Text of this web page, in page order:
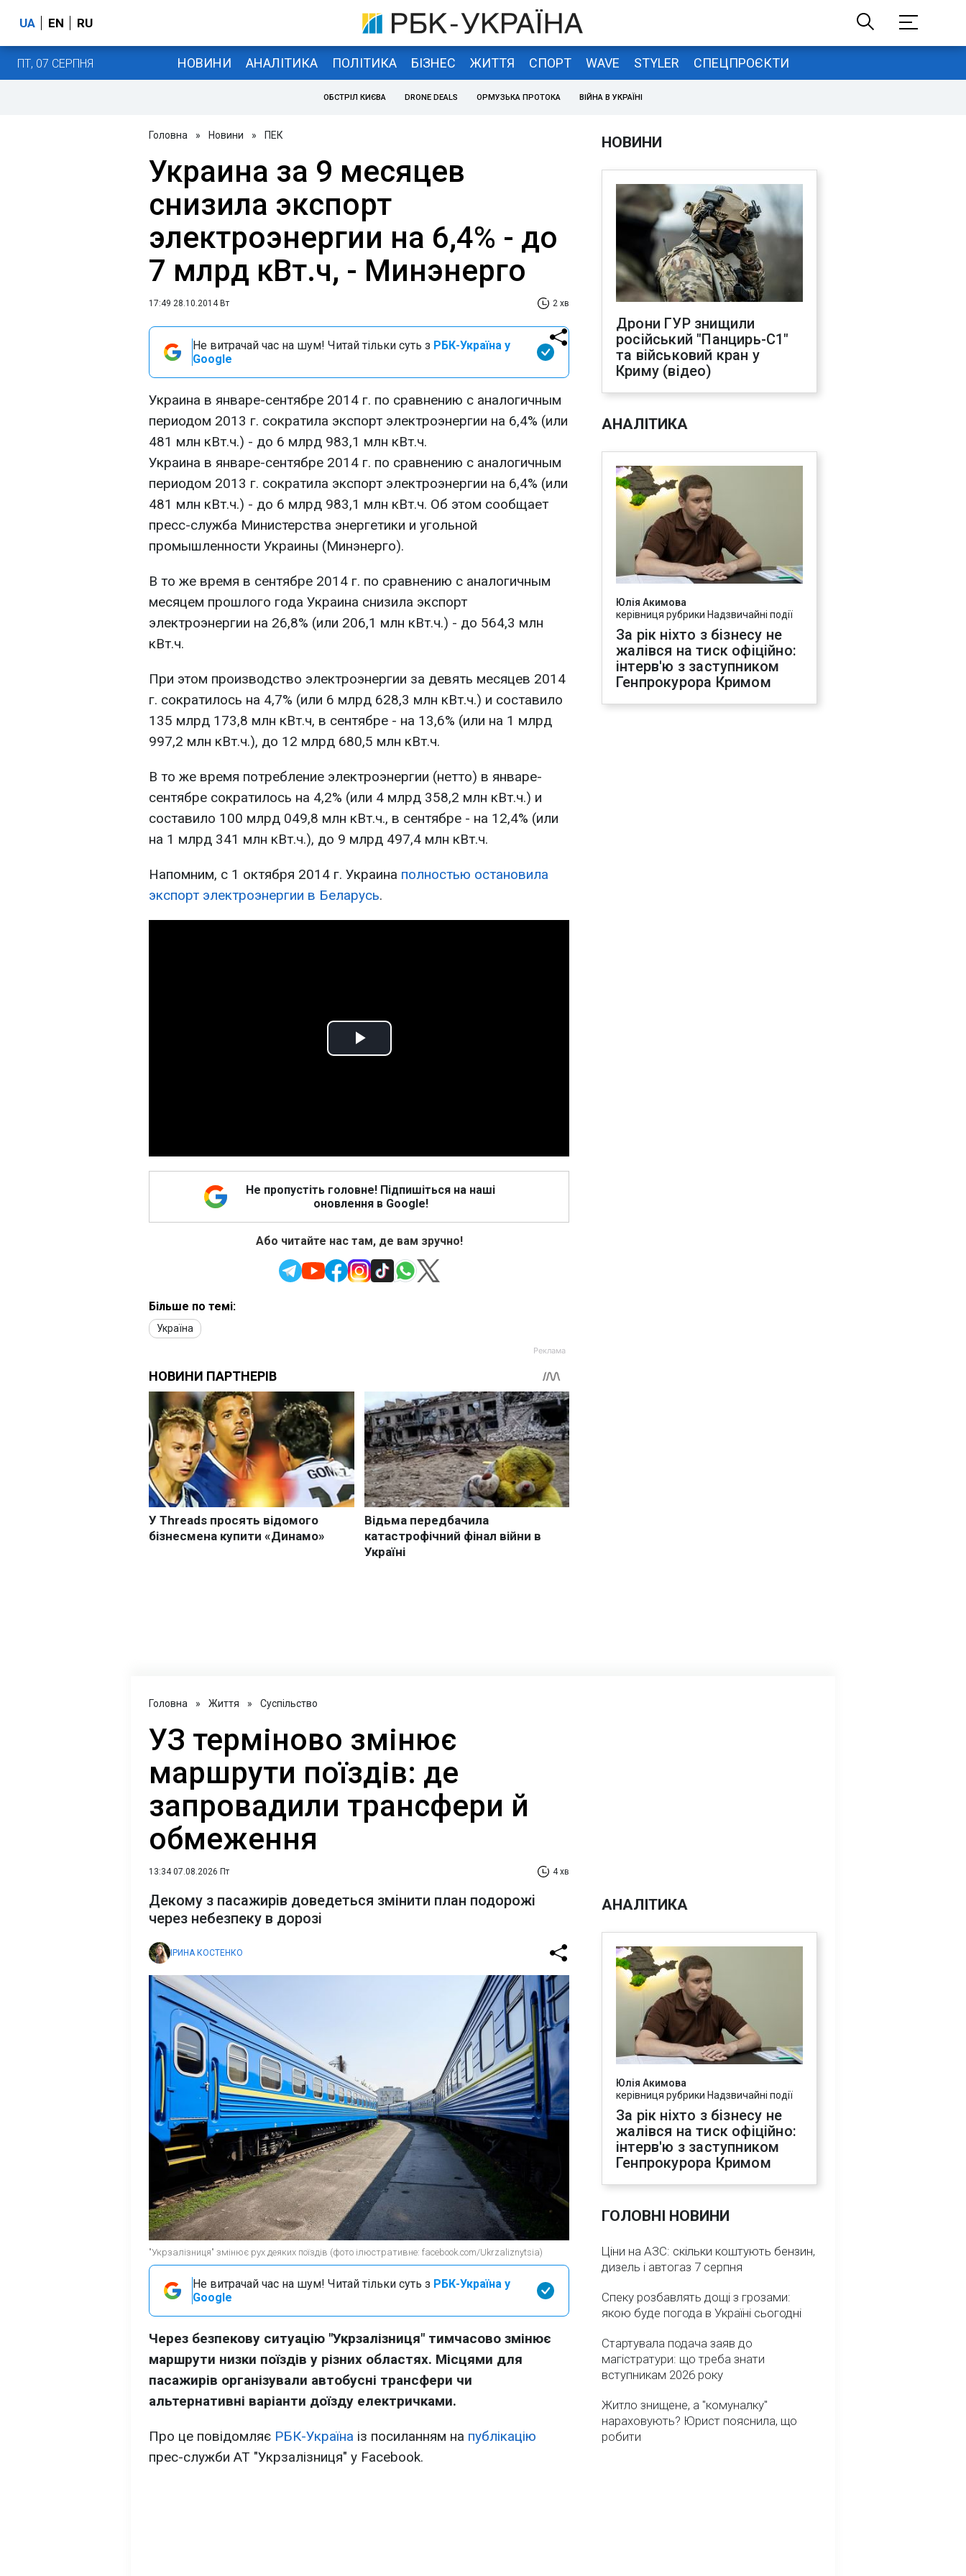
UA EN RU
ПТ, 07 СЕРПНЯ НОВИНИ АНАЛІТИКА ПОЛІТИКА БІЗНЕС ЖИТТЯ СПОРТ WAVE STYLER СПЕЦПРОЄКТИ
ОБСТРІЛ КИЄВА DRONE DEALS ОРМУЗЬКА ПРОТОКА ВІЙНА В УКРАЇНІ
Головна » Новини » ПЕК
Украина за 9 месяцев
снизила экспорт
электроэнергии на 6,4% - до
7 млрд кВт.ч, - Минэнерго
17:49 28.10.2014 Вт 2 хв
Не витрачай час на шум! Читай тільки суть з РБК-Україна у
Google
Украина в январе-сентябре 2014 г. по сравнению с аналогичным
периодом 2013 г. сократила экспорт электроэнергии на 6,4% (или
481 млн кВт.ч.) - до 6 млрд 983,1 млн кВт.ч.
Украина в январе-сентябре 2014 г. по сравнению с аналогичным
периодом 2013 г. сократила экспорт электроэнергии на 6,4% (или
481 млн кВт.ч.) - до 6 млрд 983,1 млн кВт.ч. Об этом сообщает
пресс-служба Министерства энергетики и угольной
промышленности Украины (Минэнерго).
В то же время в сентябре 2014 г. по сравнению с аналогичным
месяцем прошлого года Украина снизила экспорт
электроэнергии на 26,8% (или 206,1 млн кВт.ч.) - до 564,3 млн
кВт.ч.
При этом производство электроэнергии за девять месяцев 2014
г. сократилось на 4,7% (или 6 млрд 628,3 млн кВт.ч.) и составило
135 млрд 173,8 млн кВт.ч, в сентябре - на 13,6% (или на 1 млрд
997,2 млн кВт.ч.), до 12 млрд 680,5 млн кВт.ч.
В то же время потребление электроэнергии (нетто) в январе-
сентябре сократилось на 4,2% (или 4 млрд 358,2 млн кВт.ч.) и
составило 100 млрд 049,8 млн кВт.ч., в сентябре - на 12,4% (или
на 1 млрд 341 млн кВт.ч.), до 9 млрд 497,4 млн кВт.ч.
Напомним, с 1 октября 2014 г. Украина полностью остановила
экспорт электроэнергии в Беларусь.
Play
Не пропустіть головне! Підпишіться на наші
оновлення в Google!
Або читайте нас там, де вам зручно!
Більше по темі:
Україна
НОВИНИ
Дрони ГУР знищили
російський "Панцирь-С1"
та військовий кран у
Криму (відео)
АНАЛІТИКА
Юлія Акимова
керівниця рубрики Надзвичайні події
За рік ніхто з бізнесу не
жалівся на тиск офіційно:
інтерв'ю з заступником
Генпрокурора Кримом
Головна » Життя » Суспільство
УЗ терміново змінює
маршрути поїздів: де
запровадили трансфери й
обмеження
13:34 07.08.2026 Пт 4 хв
Декому з пасажирів доведеться змінити план подорожі
через небезпеку в дорозі
ІРИНА КОСТЕНКО
"Укрзалізниця" змінює рух деяких поїздів (фото ілюстративне: facebook.com/Ukrzaliznytsia)
Не витрачай час на шум! Читай тільки суть з РБК-Україна у
Google
Через безпекову ситуацію "Укрзалізниця" тимчасово змінює
маршрути низки поїздів у різних областях. Місцями для
пасажирів організували автобусні трансфери чи
альтернативні варіанти доїзду електричками.
Про це повідомляє РБК-Україна із посиланням на публікацію
прес-служби АТ "Укрзалізниця" у Facebook.
АНАЛІТИКА
Юлія Акимова
керівниця рубрики Надзвичайні події
За рік ніхто з бізнесу не
жалівся на тиск офіційно:
інтерв'ю з заступником
Генпрокурора Кримом
ГОЛОВНІ НОВИНИ
Ціни на АЗС: скільки коштують бензин,
дизель і автогаз 7 серпня
Спеку розбавлять дощі з грозами:
якою буде погода в Україні сьогодні
Стартувала подача заяв до
магістратури: що треба знати
вступникам 2026 року
Житло знищене, а "комуналку"
нараховують? Юрист пояснила, що
робити